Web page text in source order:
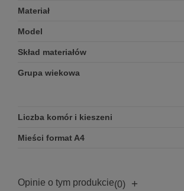
Materiał
Model
Skład materiałów
Grupa wiekowa
Liczba komór i kieszeni
Mieści format A4
Opinie o tym produkcie(0) +